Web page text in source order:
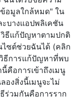
อมูลใกล้หมด" ใน
บางแอปพลิเคชัน
ธีแก้ปัญหาตามปกติ
ไซต์ช่วยฉันได้ (คลิก
ธีการแก้ปัญหาที่พบ
คือการเข้าถึงเมนู
องสิ่งนี้เมนูจะไม่
ร่วมกันคือการราก